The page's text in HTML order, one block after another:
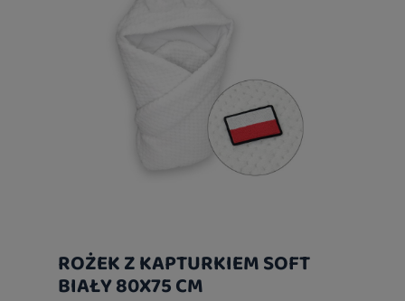
ROŻEK Z KAPTURKIEM SOFT
BIAŁY 80X75 CM